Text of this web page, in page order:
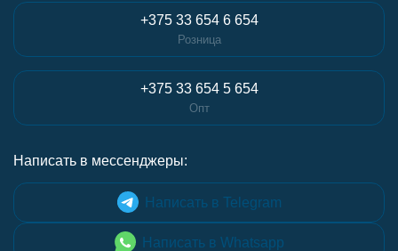
+375 33 654 6 654
Розница
+375 33 654 5 654
Опт
Написать в мессенджеры:
Написать в Telegram
Написать в Whatsapp